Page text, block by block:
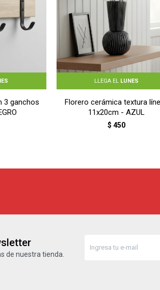
3 ganchos
LLEGA EL LUNES
Florero cerámica textura
11x20cm - AZUL
$ 450
de nuestra tienda.